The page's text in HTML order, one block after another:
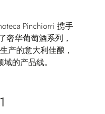
Pinchiorri 携手
奢华葡萄酒系列，
产的意大利佳酿，
的产品线。